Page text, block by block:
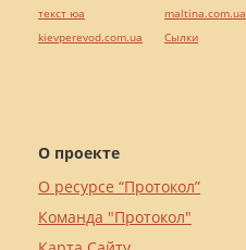
О проекте
О ресурсе “Протокол”
Команда "Протокол"
текст юа
kievperevod.com.ua
maltina.com.ua
Cылки